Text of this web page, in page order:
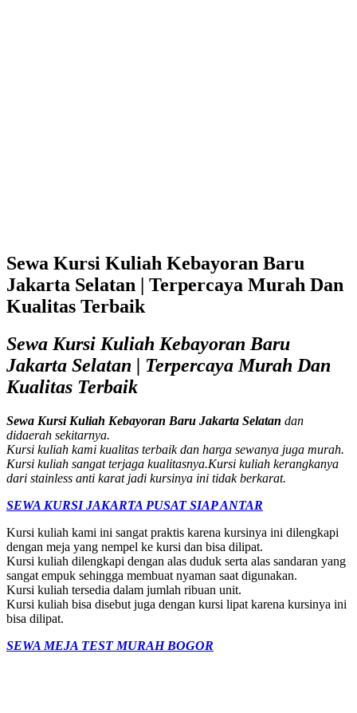
Sewa Kursi Kuliah Kebayoran Baru
Jakarta Selatan | Terpercaya Murah Dan
Kualitas Terbaik
Sewa Kursi Kuliah Kebayoran Baru
Jakarta Selatan | Terpercaya Murah Dan
Kualitas Terbaik
Sewa Kursi Kuliah Kebayoran Baru Jakarta Selatan dan
didaerah sekitarnya.
Kursi kuliah kami kualitas terbaik dan harga sewanya juga murah.
Kursi kuliah sangat terjaga kualitasnya.Kursi kuliah kerangkanya
dari stainless anti karat jadi kursinya ini tidak berkarat.
SEWA KURSI JAKARTA PUSAT SIAP ANTAR
Kursi kuliah kami ini sangat praktis karena kursinya ini dilengkapi
dengan meja yang nempel ke kursi dan bisa dilipat.
Kursi kuliah dilengkapi dengan alas duduk serta alas sandaran yang
sangat empuk sehingga membuat nyaman saat digunakan.
Kursi kuliah tersedia dalam jumlah ribuan unit.
Kursi kuliah bisa disebut juga dengan kursi lipat karena kursinya ini
bisa dilipat.
SEWA MEJA TEST MURAH BOGOR